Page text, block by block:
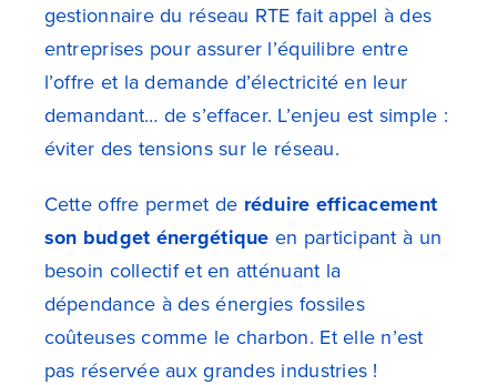
gestionnaire du réseau RTE fait appel à des
entreprises pour assurer l’équilibre entre
l’offre et la demande d’électricité en leur
demandant… de s’effacer. L’enjeu est simple :
éviter des tensions sur le réseau.
Cette offre permet de réduire efficacement
son budget énergétique en participant à un
besoin collectif et en atténuant la
dépendance à des énergies fossiles
coûteuses comme le charbon. Et elle n’est
pas réservée aux grandes industries !